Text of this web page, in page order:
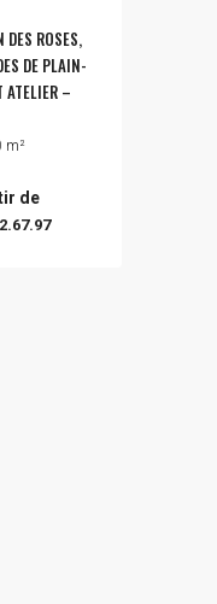
ROSES,
DE PLAIN-
ATELIER –
m²
de